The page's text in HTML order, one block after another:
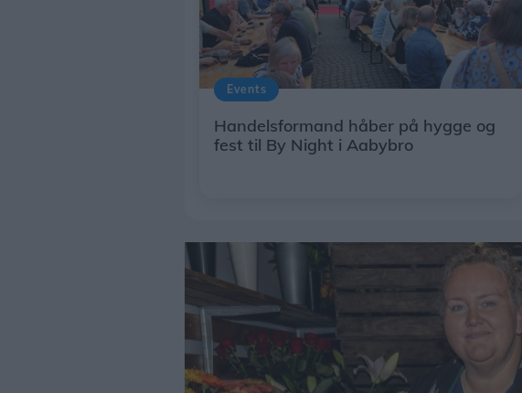
Events
Handelsformand håber på hygge og
fest til By Night i Aabybro